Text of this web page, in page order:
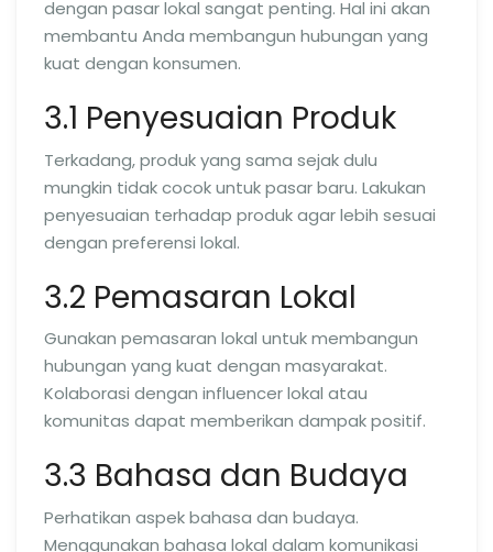
dengan pasar lokal sangat penting. Hal ini akan
membantu Anda membangun hubungan yang
kuat dengan konsumen.
3.1 Penyesuaian Produk
Terkadang, produk yang sama sejak dulu
mungkin tidak cocok untuk pasar baru. Lakukan
penyesuaian terhadap produk agar lebih sesuai
dengan preferensi lokal.
3.2 Pemasaran Lokal
Gunakan pemasaran lokal untuk membangun
hubungan yang kuat dengan masyarakat.
Kolaborasi dengan influencer lokal atau
komunitas dapat memberikan dampak positif.
3.3 Bahasa dan Budaya
Perhatikan aspek bahasa dan budaya.
Menggunakan bahasa lokal dalam komunikasi